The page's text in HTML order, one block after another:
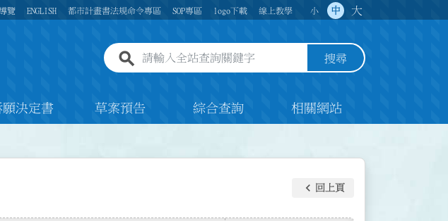
覽 ENGLISH 都市計畫書法規命令專區 SOP專區 logo下載 線上教學 小 中 大
全站查詢關鍵字欄位 搜尋
願決定書 草案預告 綜合查詢 相關網站
keyboard_arrow_left 回上頁